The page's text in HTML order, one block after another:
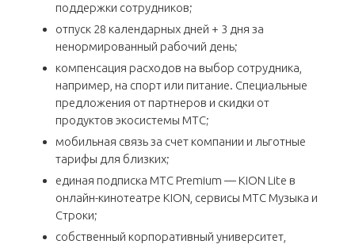
поддержки сотрудников;
отпуск 28 календарных дней + 3 дня за
ненормированный рабочий день;
компенсация расходов на выбор сотрудника,
например, на спорт или питание. Специальные
предложения от партнеров и скидки от
продуктов экосистемы МТС;
мобильная связь за счет компании и льготные
тарифы для близких;
единая подписка МТС Premium — KION Lite в
онлайн-кинотеатре KION, сервисы МТС Музыка и
Строки;
собственный корпоративный университет,